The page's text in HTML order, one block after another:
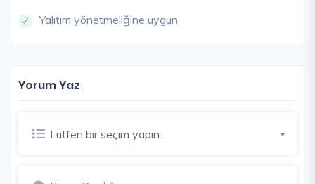
Yalıtım yönetmeliğine uygun
Yorum Yaz
Lütfen bir seçim yapın...